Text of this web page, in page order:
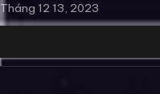
Tháng 12 13, 2023